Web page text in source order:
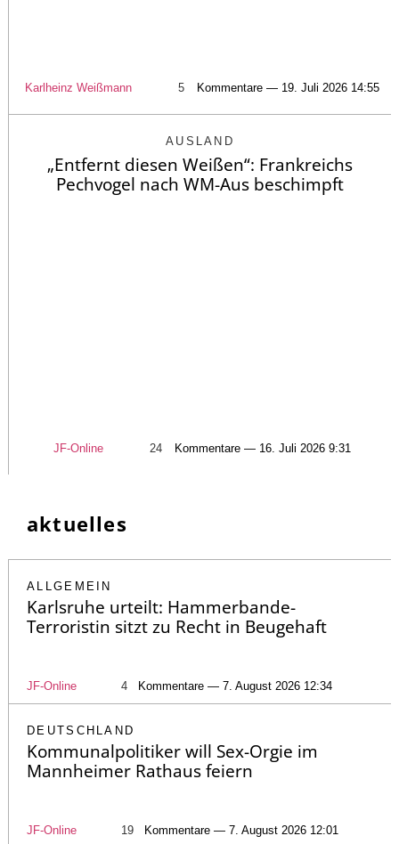
Karlheinz Weißmann 5 Kommentare — 19. Juli 2026 14:55
AUSLAND
„Entfernt diesen Weißen“: Frankreichs
Pechvogel nach WM-Aus beschimpft
JF-Online 24 Kommentare — 16. Juli 2026 9:31
aktuelles
ALLGEMEIN
Karlsruhe urteilt: Hammerbande-
Terroristin sitzt zu Recht in Beugehaft
JF-Online 4 Kommentare — 7. August 2026 12:34
DEUTSCHLAND
Kommunalpolitiker will Sex-Orgie im
Mannheimer Rathaus feiern
JF-Online 19 Kommentare — 7. August 2026 12:01